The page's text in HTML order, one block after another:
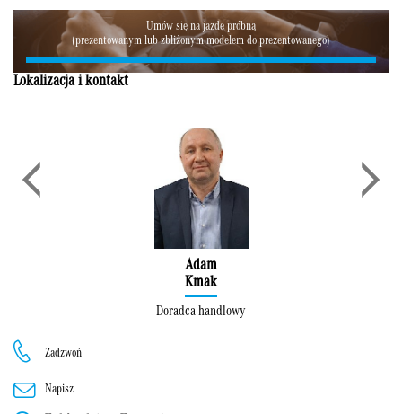
Umów się na jazdę próbną
(prezentowanym lub zbliżonym modelem do prezentowanego)
Lokalizacja i kontakt
Adam
Kmak
Doradca handlowy
Zadzwoń
Napisz